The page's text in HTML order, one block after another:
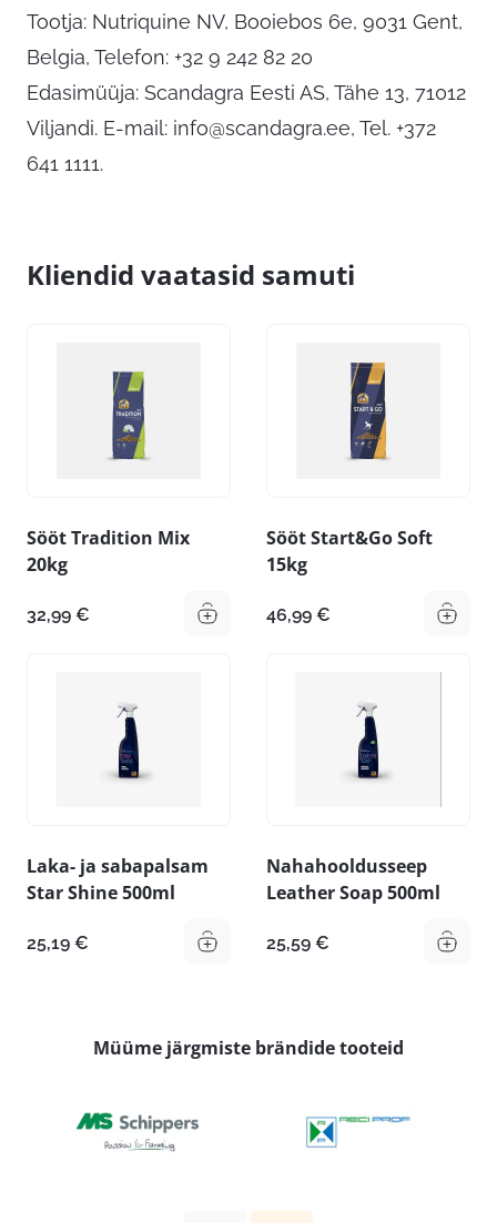
Tootja: Nutriquine NV, Booiebos 6e, 9031 Gent,
Belgia, Telefon: +32 9 242 82 20
Edasimüüja: Scandagra Eesti AS, Tähe 13, 71012
Viljandi. E-mail: info@scandagra.ee, Tel. +372
641 1111.
Kliendid vaatasid samuti
Sööt Tradition Mix
20kg
32,99 €
Sööt Start&Go Soft
15kg
46,99 €
Laka- ja sabapalsam
Star Shine 500ml
25,19 €
Nahahooldusseep
Leather Soap 500ml
25,59 €
Müüme järgmiste brändide tooteid